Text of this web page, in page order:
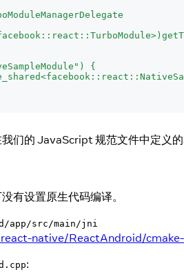
{
们的 JavaScript 规范文件中定义
有设置原生代码编译。
app/src/main/jni
native/ReactAndroid/
: